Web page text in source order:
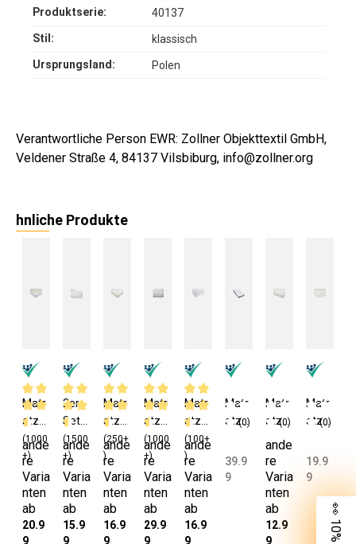
Produktserie:
40137
Stil:
klassisch
Ursprungsland:
Polen
Verantwortliche Person EWR: Zollner Objekttextil GmbH,
Veldener Straße 4, 84137 Vilsbiburg, info@zollner.org
hnliche Produkte
(1000
+)
Matr
atze
nsch
oner
Bau
mwol
le
90x2
ande
re
Varia
nten
ab
20.9
9
(1500
+)
2er
Set
Matr
atze
nsch
oner
100%
Bau
ande
re
Varia
nten
ab
15.9
9
(250+
)
Matr
atze
nsch
oner
Bau
mwol
lmix
90x2
ande
re
Varia
nten
ab
16.9
9
(1000
+)
Matr
atze
nsch
oner
Mikro
faser
100x
200
ande
re
Varia
nten
ab
29.9
9
(100+
)
Matr
atze
nsch
oner
Bau
mwol
lmix
90x2
ande
re
Varia
nten
ab
16.9
9
(0)
Matr
atze
oner
Mikro
39.9
9
(0)
Matr
atze
nsch
utz
180x
200
cm
Bau
ande
re
Varia
nten
ab
12.9
9
(0)
Matr
atze
utzh
ülle
19.9
9